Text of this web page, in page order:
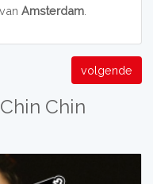
Amsterdam.
volgende
Chin